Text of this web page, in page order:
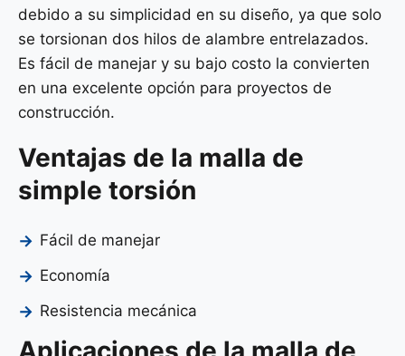
debido a su simplicidad en su diseño, ya que solo
se torsionan dos hilos de alambre entrelazados.
Es fácil de manejar y su bajo costo la convierten
en una excelente opción para proyectos de
construcción.
Ventajas de la malla de
simple torsión
Fácil de manejar
Economía
Resistencia mecánica